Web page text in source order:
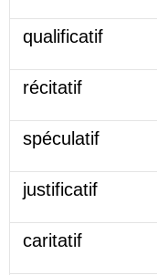
qualificatif
récitatif
spéculatif
justificatif
caritatif